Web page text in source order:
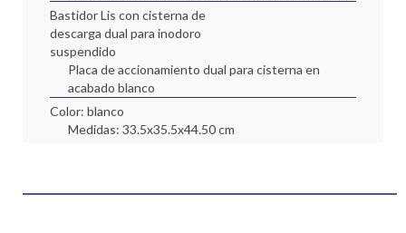
Bastidor Lis con cisterna de
descarga dual para inodoro
suspendido
Placa de accionamiento dual para cisterna en
acabado blanco
Color: blanco
Medidas: 33.5x35.5x44.50 cm